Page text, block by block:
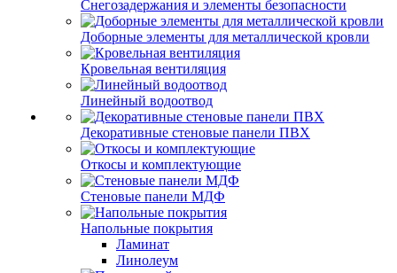
Снегозадержания и элементы безопасности
Доборные элементы для металлической кровли
Кровельная вентиляция
Линейный водоотвод
Декоративные стеновые панели ПВХ
Откосы и комплектующие
Стеновые панели МДФ
Напольные покрытия
Ламинат
Линолеум